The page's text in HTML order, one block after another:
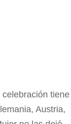
tiene
Austria,